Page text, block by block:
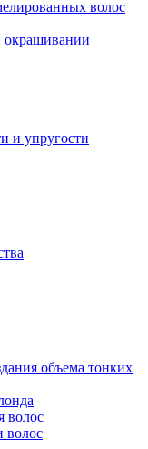
волос
окрашивании
и упругости
объема тонких
волос
волос